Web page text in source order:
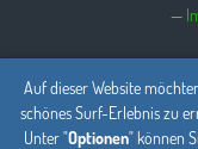
—
Auf dieser Website
schönes Surf-Erlebnis zu
Unter "Optionen" können